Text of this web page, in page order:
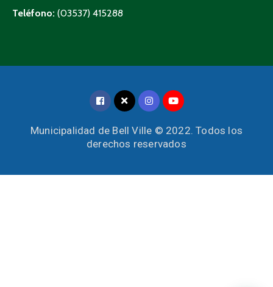
Teléfono: (03537) 415288
Municipalidad de Bell Ville © 2022. Todos los
derechos reservados